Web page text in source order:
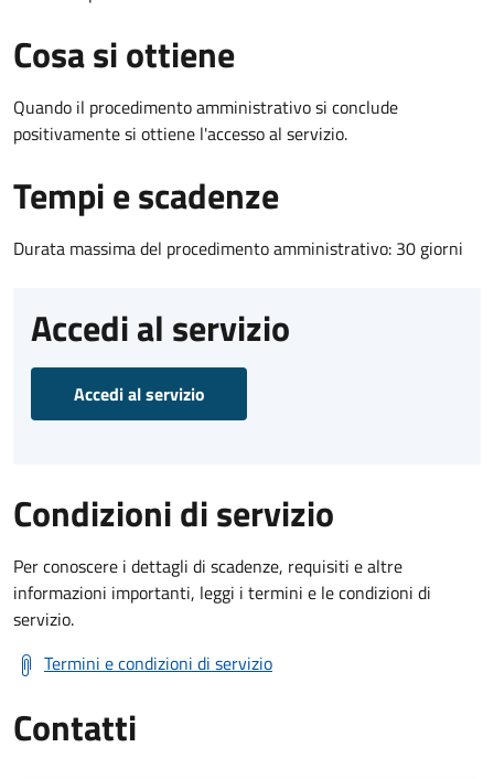
Cosa si ottiene
Quando il procedimento amministrativo si conclude
positivamente si ottiene l'accesso al servizio.
Tempi e scadenze
Durata massima del procedimento amministrativo: 30 giorni
Accedi al servizio
Accedi al servizio
Condizioni di servizio
Per conoscere i dettagli di scadenze, requisiti e altre
informazioni importanti, leggi i termini e le condizioni di
servizio.
Termini e condizioni di servizio
Contatti